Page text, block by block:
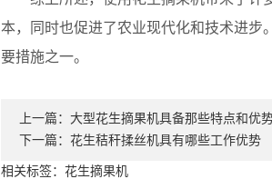
本，同时也促进了农业现代化和技术进步
要措施之一。
上一篇： 大型花生摘果机具备那些特点和优
下一篇： 花生秸秆揉丝机具有哪些工作优势
相关标签：花生摘果机